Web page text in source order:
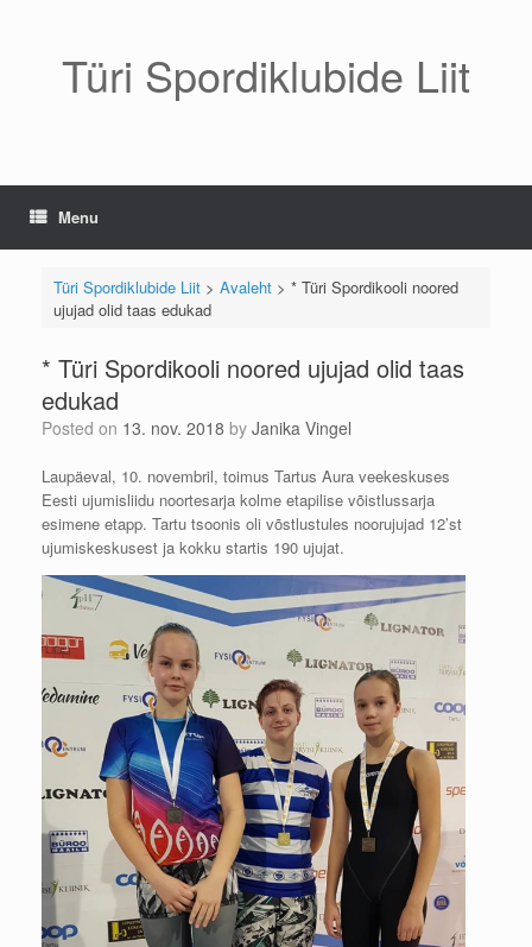
Türi Spordiklubide Liit
Menu
Türi Spordiklubide Liit> Avaleht> * Türi Spordikooli noored
ujujad olid taas edukad
* Türi Spordikooli noored ujujad olid taas
edukad
Posted on 13. nov. 2018 by Janika Vingel
Laupäeval, 10. novembril, toimus Tartus Aura veekeskuses
Eesti ujumisliidu noortesarja kolme etapilise võistlussarja
esimene etapp. Tartu tsoonis oli võstlustules noorujujad 12’st
ujumiskeskusest ja kokku startis 190 ujujat.